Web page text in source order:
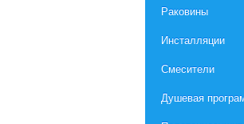
Раковины
Инсталляции
Смесители
Душевая